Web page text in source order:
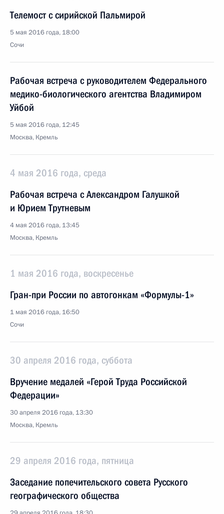
Телемост с сирийской Пальмирой
5 мая 2016 года, 18:00
Сочи
Рабочая встреча с руководителем Федерального
медико-биологического агентства Владимиром
Уйбой
5 мая 2016 года, 12:45
Москва, Кремль
4 мая 2016 года, среда
Рабочая встреча с Александром Галушкой
и Юрием Трутневым
4 мая 2016 года, 13:45
Москва, Кремль
1 мая 2016 года, воскресенье
Гран-при России по автогонкам «Формулы-1»
1 мая 2016 года, 16:50
Сочи
30 апреля 2016 года, суббота
Вручение медалей «Герой Труда Российской
Федерации»
30 апреля 2016 года, 13:30
Москва, Кремль
29 апреля 2016 года, пятница
Заседание попечительского совета Русского
географического общества